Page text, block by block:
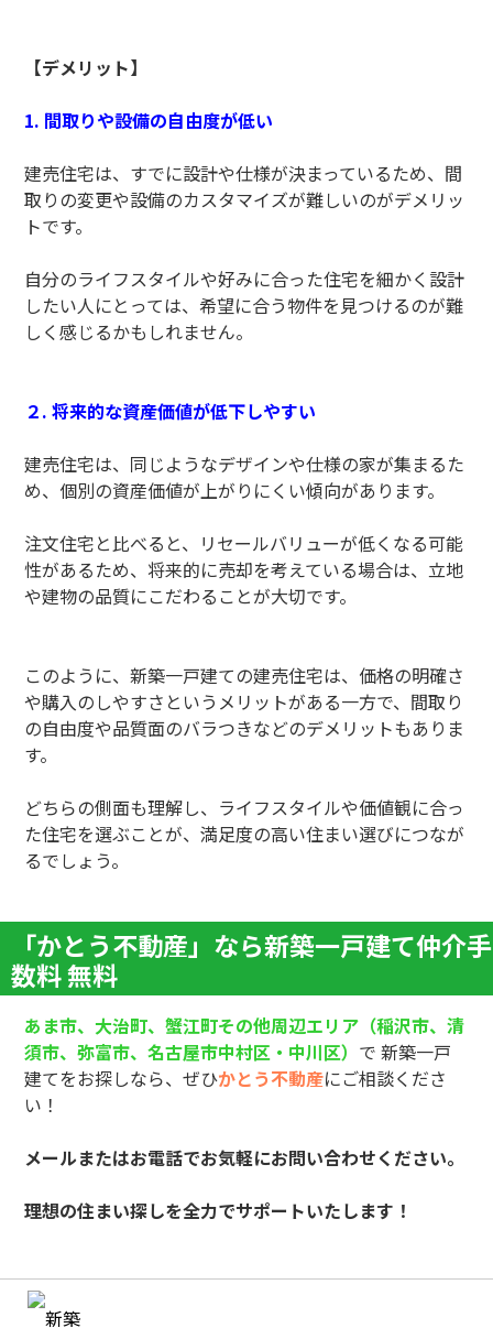
【デメリット】
1. 間取りや設備の自由度が低い
建売住宅は、すでに設計や仕様が決まっているため、間
取りの変更や設備のカスタマイズが難しいのがデメリッ
トです。
自分のライフスタイルや好みに合った住宅を細かく設計
したい人にとっては、希望に合う物件を見つけるのが難
しく感じるかもしれません。
２. 将来的な資産価値が低下しやすい
建売住宅は、同じようなデザインや仕様の家が集まるた
め、個別の資産価値が上がりにくい傾向があります。
注文住宅と比べると、リセールバリューが低くなる可能
性があるため、将来的に売却を考えている場合は、立地
や建物の品質にこだわることが大切です。
このように、新築一戸建ての建売住宅は、価格の明確さ
や購入のしやすさというメリットがある一方で、間取り
の自由度や品質面のバラつきなどのデメリットもありま
す。
どちらの側面も理解し、ライフスタイルや価値観に合っ
た住宅を選ぶことが、満足度の高い住まい選びにつなが
るでしょう。
「かとう不動産」なら新築一戸建て仲介手
数料 無料
あま市、大治町、蟹江町その他周辺エリア（稲沢市、清
須市、弥富市、名古屋市中村区・中川区） で 新築一戸
建てをお探しなら、ぜひかとう不動産にご相談くださ
い！
メールまたはお電話でお気軽にお問い合わせください。
理想の住まい探しを全力でサポートいたします！